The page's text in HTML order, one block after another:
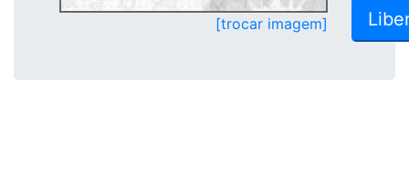
[trocar imagem]